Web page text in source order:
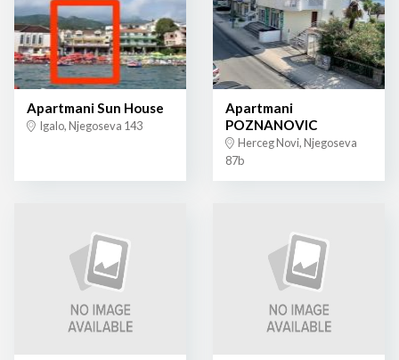
Apartmani Sun House
Igalo, Njegoseva 143
Apartmani
POZNANOVIC
Herceg Novi, Njegoseva
87b